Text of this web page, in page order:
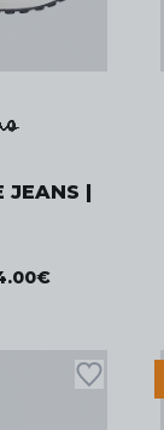
JEANS |
€